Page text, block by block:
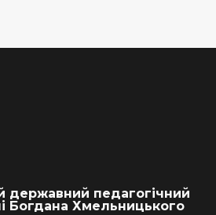
державний педагогічний
Богдана Хмельницького